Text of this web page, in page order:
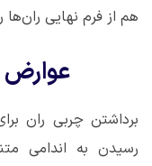
هم از فرم نهایی
عوارض
برداشتن چربی ران
رسیدن به اندامی